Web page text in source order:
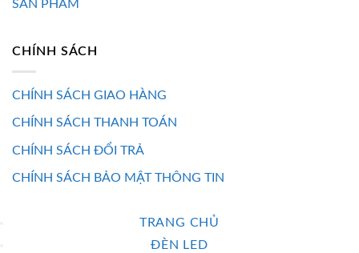
SẢN PHẨM
CHÍNH SÁCH
CHÍNH SÁCH GIAO HÀNG
CHÍNH SÁCH THANH TOÁN
CHÍNH SÁCH ĐỔI TRẢ
CHÍNH SÁCH BẢO MẬT THÔNG TIN
TRANG CHỦ
ĐÈN LED